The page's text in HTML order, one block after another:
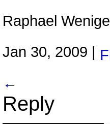
Raphael
Jan 30, 2009 |
←
Reply